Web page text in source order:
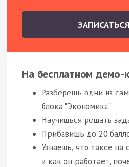
ЗАПИСАТЬСЯ
На бесплатном демо-
Разберешь одни из
блока "Экономика"
Научишься решать
Прибавишь до 20
Узнаешь, что такое
и как он работает,